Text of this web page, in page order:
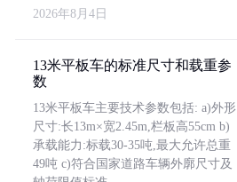
2026年8月4日
13米平板车的标准尺寸和载重参
数
13米平板车主要技术参数包括: a)外形
尺寸:长13m×宽2.45m,栏板高55cm b)
承载能力:标载30-35吨,最大允许总重
49吨 c)符合国家道路车辆外廓尺寸及